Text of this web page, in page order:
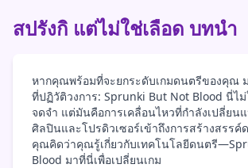
สปรังกิ แต่ไม่ใช่เลือด บทนำ
หากคุณพร้อมที่จะยกระดับเกมดนตรีของคุณ ม
ที่ปฏิวัติวงการ: Sprunki But Not Blood นี่ไ
จดจำ แต่มันคือการเคลื่อนไหวที่กำลังเปลี่ยน
ศิลปินและโปรดิวเซอร์เข้าถึงการสร้างสรร
คุณคิดว่าคุณรู้เกี่ยวกับเทคโนโลยีดนตรี
Blood มาที่นี่เพื่อเปลี่ยนเกม